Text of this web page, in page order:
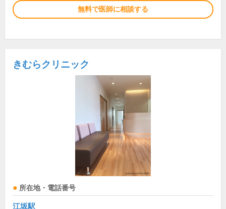
無料で医師に相談する
きむらクリニック
所在地・電話番号
江坂駅